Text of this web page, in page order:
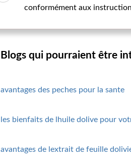
conformément aux
Blogs qui pourraient être
avantages des peches pour la sante
les bienfaits de lhuile dolive pour
avantages de lextrait de feuille